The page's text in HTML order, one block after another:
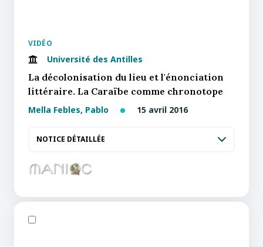
VIDÉO
Université des Antilles
La décolonisation du lieu et l'énonciation
littéraire. La Caraïbe comme chronotope
Mella Febles, Pablo 15 avril 2016
NOTICE DÉTAILLÉE